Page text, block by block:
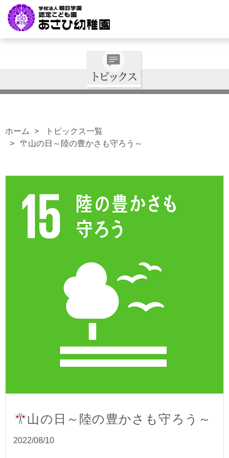
ホーム
トピックス一覧
山の日～陸の豊かさも守ろう～
山の日～陸の豊かさも守ろう～
2022/08/10